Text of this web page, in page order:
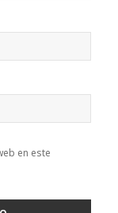
en este